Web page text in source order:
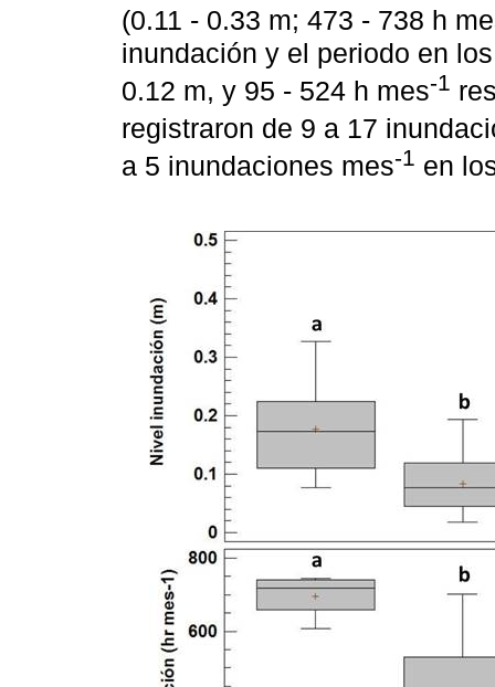
(0.11 - 0.33 m; 473 - 738 h
inundación y el periodo en
0.12 m, y 95 - 524 h mes-1
registraron de 9 a 17
a 5 inundaciones mes-1 en